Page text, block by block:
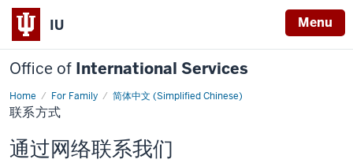
IU Menu
Office of International Services
Home For Family
简体中文 (Simplified Chinese)
联
系
式
联系方式
通过网络联系我们